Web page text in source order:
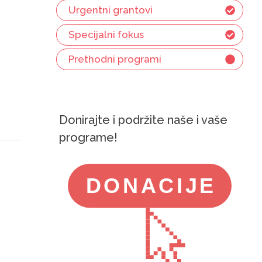
Urgentni grantovi
Specijalni fokus
Prethodni programi
Donirajte i podržite naše i vaše
programe!